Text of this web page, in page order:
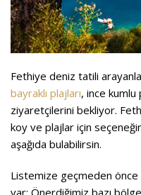
Fethiye deniz tatili
bayraklı plajları, ince kumlu
ziyaretçilerini bekliyor.
koy ve plajlar için
aşağıda bulabilirsin.
Listemize geçmeden
var: Önerdiğimiz bazı